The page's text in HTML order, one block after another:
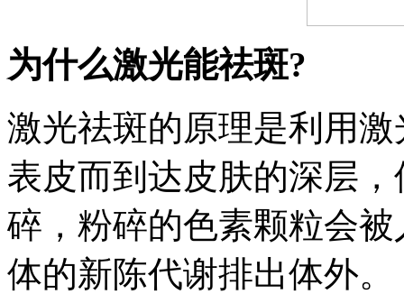
为什么激光能祛斑?
激光祛斑的原理是利用
表皮而到达皮肤的深层
碎，粉碎的色素颗粒会
体的新陈代谢排出体外。